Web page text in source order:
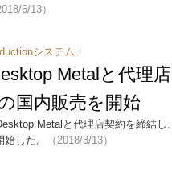
6/13）
システム：
Metalと代理
国内販売を開始
Metalと代理店契約を締結
した。
（2018/3/13）